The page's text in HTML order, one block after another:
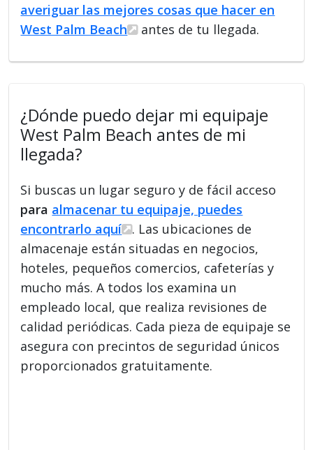
averiguar las mejores cosas que hacer en
West Palm Beach
antes de tu llegada.
¿Dónde puedo dejar mi equipaje
West Palm Beach antes de mi
llegada?
Si buscas un lugar seguro y de fácil acceso
para almacenar tu equipaje, puedes
encontrarlo aquí
. Las ubicaciones de
almacenaje están situadas en negocios,
hoteles, pequeños comercios, cafeterías y
mucho más. A todos los examina un
empleado local, que realiza revisiones de
calidad periódicas. Cada pieza de equipaje se
asegura con precintos de seguridad únicos
proporcionados gratuitamente.